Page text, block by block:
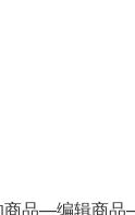
品—编辑商